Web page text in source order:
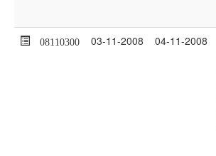
08110300 03-11-2008 04-11-2008